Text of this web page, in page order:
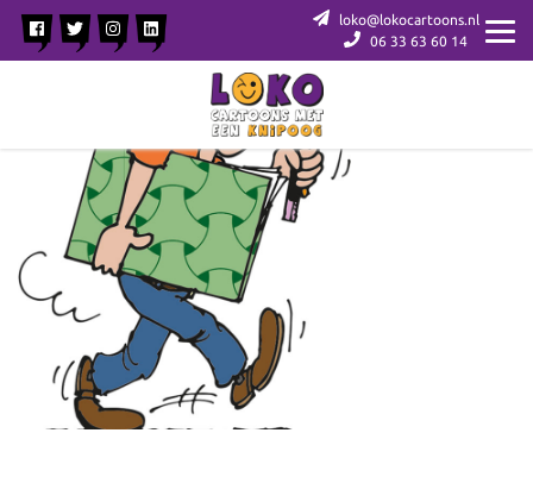
loko@lokocartoons.nl
06 33 63 60 14